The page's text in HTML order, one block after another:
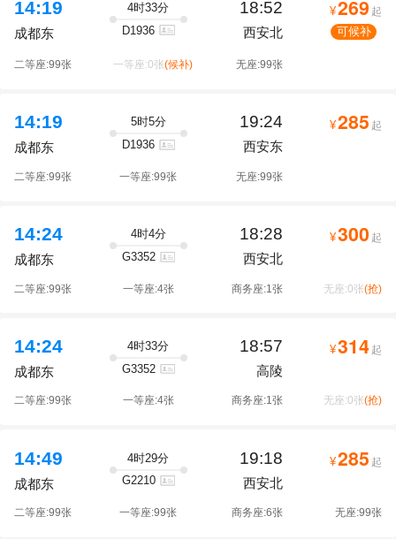
14:19
成都东
4时33分
D1936
18:52
西安北
¥269 起
可候补
二等座:99张 一等座:0张(候补) 无座:99张
14:19
成都东
5时5分
D1936
19:24
西安东
¥285 起
二等座:99张 一等座:99张 无座:99张
14:24
成都东
4时4分
G3352
18:28
西安北
¥300 起
二等座:99张 一等座:4张 商务座:1张 无座:0张(抢)
14:24
成都东
4时33分
G3352
18:57
高陵
¥314 起
二等座:99张 一等座:4张 商务座:1张 无座:0张(抢)
14:49
成都东
4时29分
G2210
19:18
西安北
¥285 起
二等座:99张 一等座:99张 商务座:6张 无座:99张